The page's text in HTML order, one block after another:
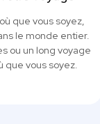
que vous soyez,
le monde entier.
ou un long voyage
que vous soyez.